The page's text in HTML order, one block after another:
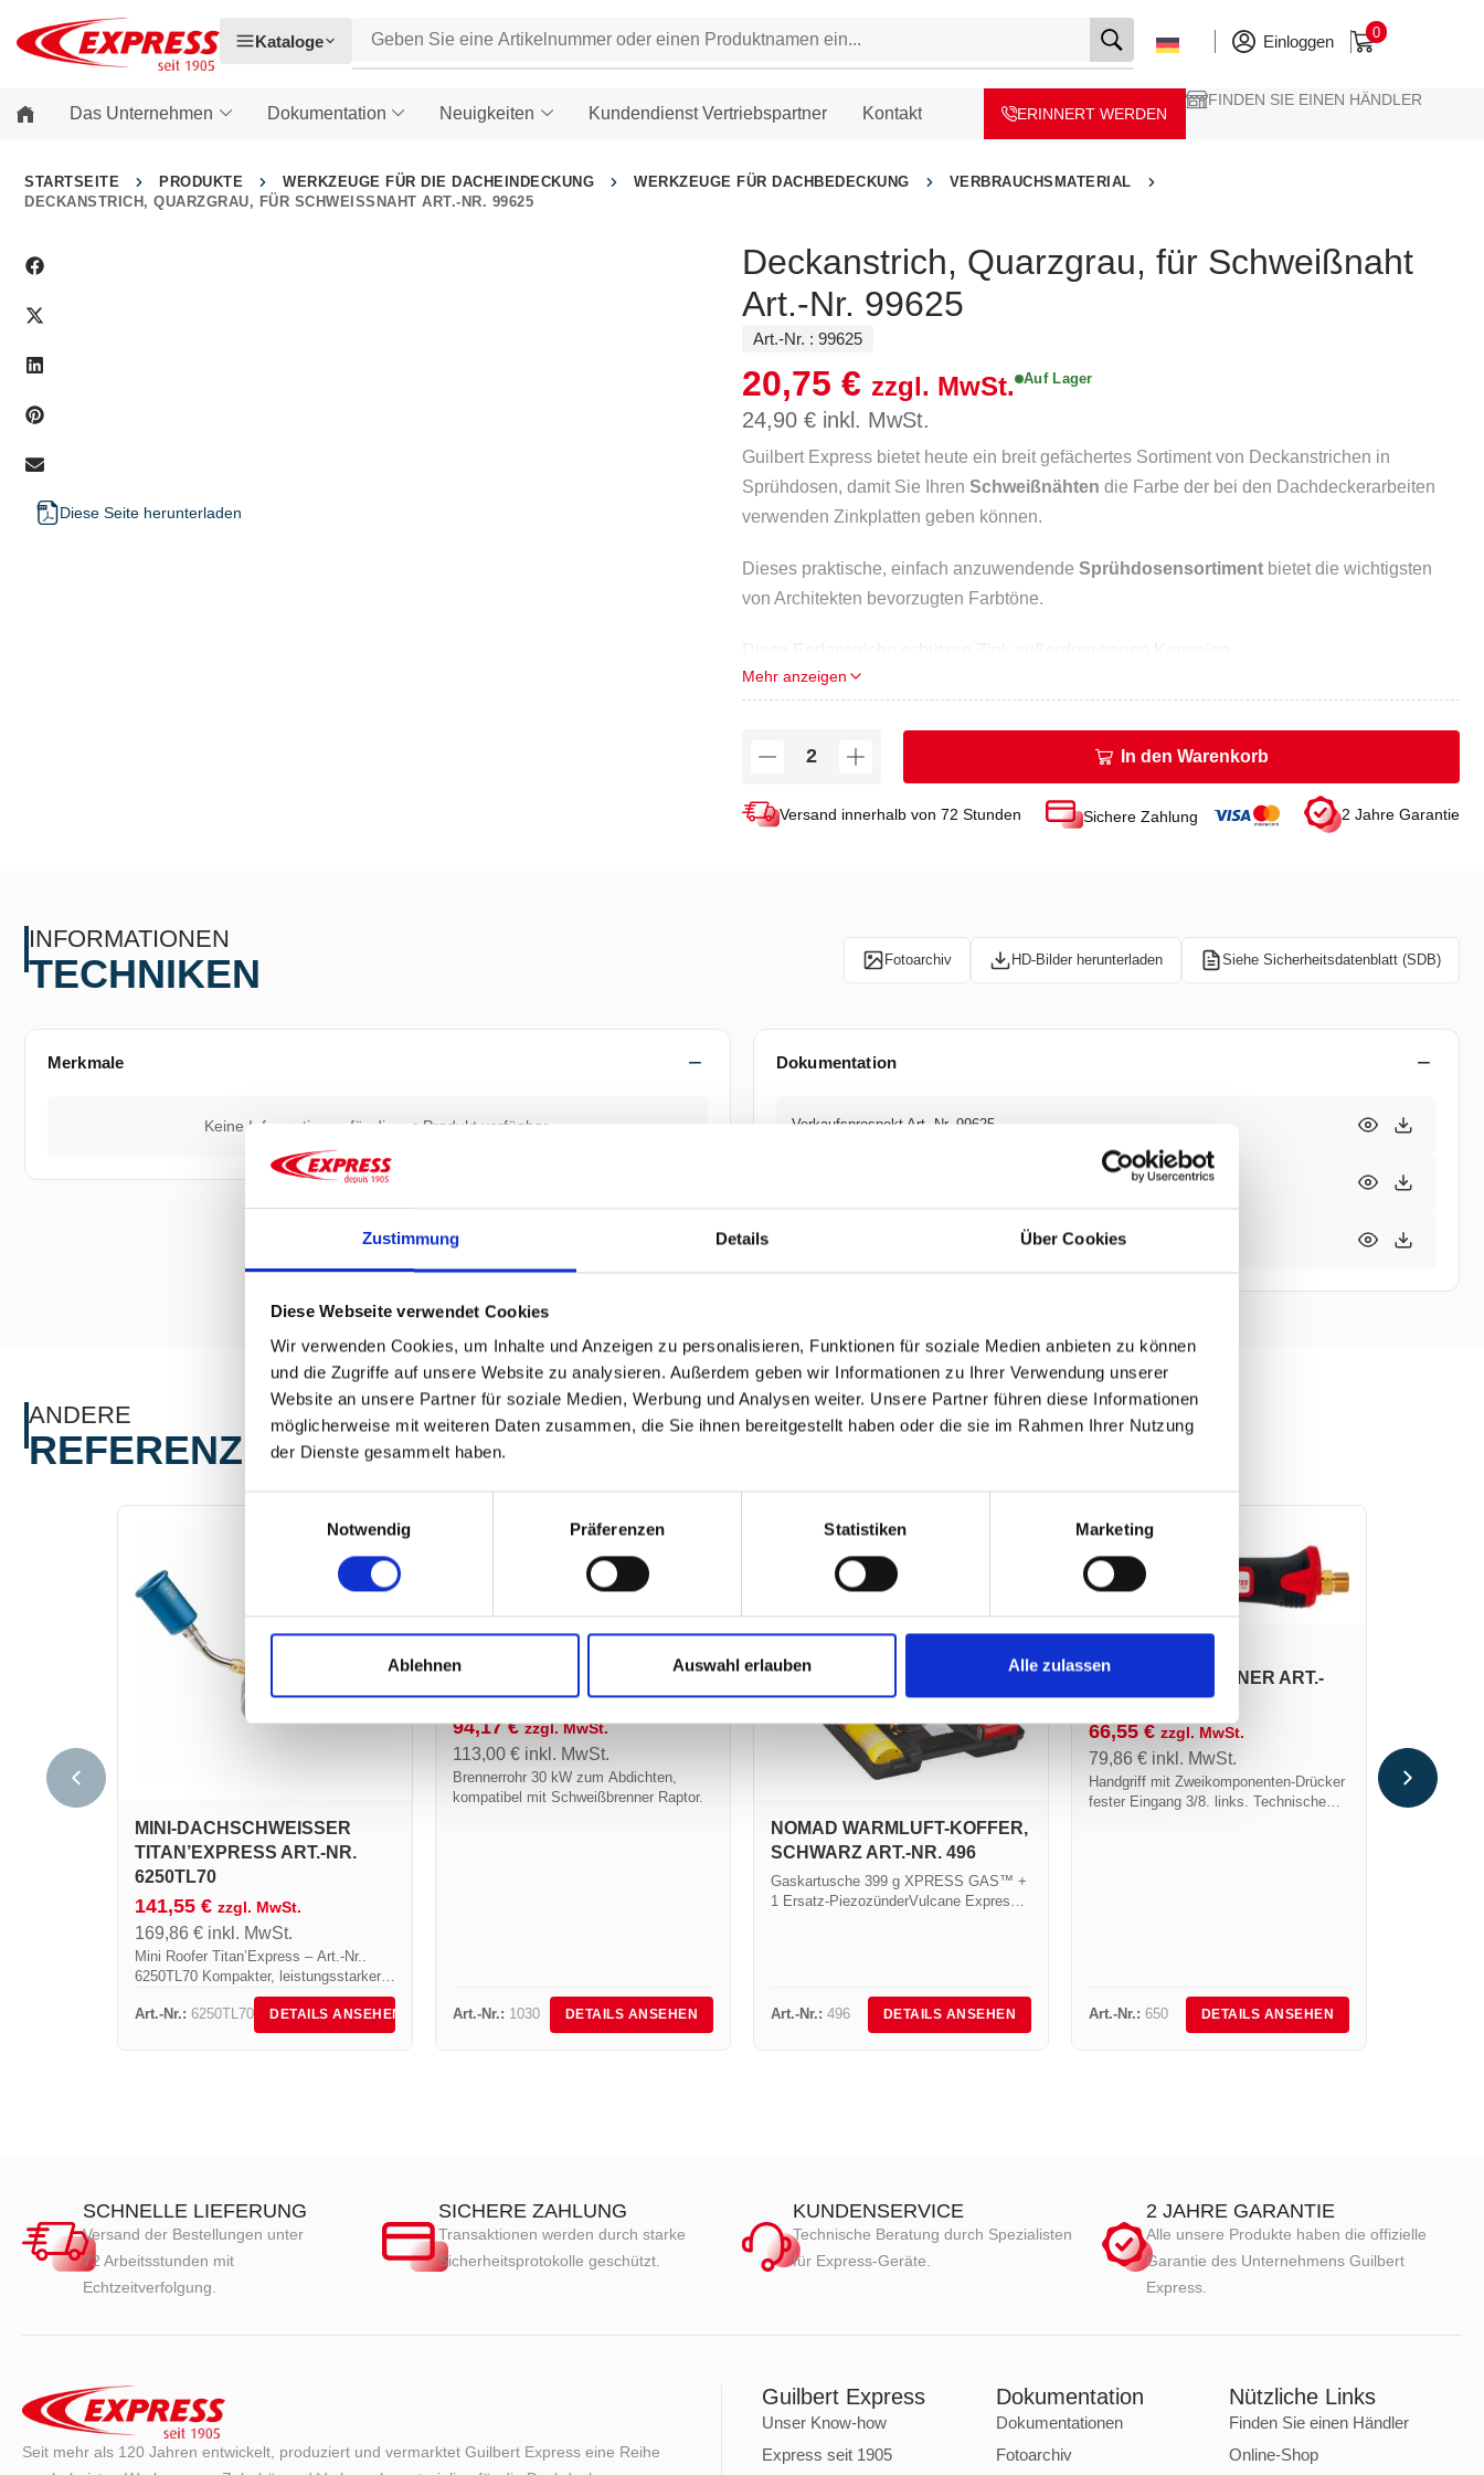
Zustimmung Details Über Cookies
Diese Webseite verwendet Cookies
Wir verwenden Cookies, um Inhalte und Anzeigen zu personalisieren, Funktionen für soziale Medien anbieten zu können
und die Zugriffe auf unsere Website zu analysieren. Außerdem geben wir Informationen zu Ihrer Verwendung unserer
Website an unsere Partner für soziale Medien, Werbung und Analysen weiter. Unsere Partner führen diese Informationen
möglicherweise mit weiteren Daten zusammen, die Sie ihnen bereitgestellt haben oder die sie im Rahmen Ihrer Nutzung
der Dienste gesammelt haben.
Notwendig
Präferenzen Statistiken Marketing
Ablehnen Auswahl erlauben Alle zulassen
Kataloge Einloggen 0
Das Unternehmen Dokumentation Neuigkeiten Kundendienst Vertriebspartner Kontakt ERINNERT WERDEN
FINDEN SIE EINEN HÄNDLER
STARTSEITE PRODUKTE WERKZEUGE FÜR DIE DACHEINDECKUNG WERKZEUGE FÜR DACHBEDECKUNG
VERBRAUCHSMATERIAL
DECKANSTRICH, QUARZGRAU, FÜR SCHWEISSNAHT ART.-NR. 99625
Diese Seite herunterladen
Deckanstrich, Quarzgrau, für Schweißnaht
Art.-Nr. 99625
Art.-Nr. : 99625
20,75 € zzgl. MwSt.
24,90 € inkl. MwSt.
Auf Lager
Guilbert Express bietet heute ein breit gefächertes Sortiment von Deckanstrichen in
Sprühdosen, damit Sie Ihren Schweißnähten die Farbe der bei den Dachdeckerarbeiten
verwenden Zinkplatten geben können.
Dieses praktische, einfach anzuwendende Sprühdosensortiment bietet die wichtigsten
von Architekten bevorzugten Farbtöne.
Sie könnendiese Spritzfarbe bzw. unser ganzes Sortiment zum Bestpreis direkt auf
unserer Website bestellen.
Die Lieferung bei Ihnen erfolgt binnen 48 Stunden.
TECHNISCHE DATEN
Farbe: quarzgrau
Mehr anzeigen
In den Warenkorb
Versand innerhalb von 72 Stunden Sichere Zahlung 2 Jahre Garantie
INFORMATIONEN
TECHNIKEN Fotoarchiv HD-Bilder herunterladen Siehe Sicherheitsdatenblatt (SDB)
Merkmale
Keine Informationen für dieses Produkt verfügbar.
Dokumentation
Verkaufsprospekt Art.-Nr. 99625
Technisches Datenblatt Art.-Nr. 99625
ANDERE
REFERENZEN
MINI-DACHSCHWEISSER T
ITAN’EXPRESS ART.-NR. 6
250TL70
141,55 € zzgl. MwSt.
169,86 € inkl. MwSt.
Mini Roofer Titan’Express – Art.-Nr..
6250TL70 Kompakter, leistungsstarker
Dachbrenner für Abdichtungs- und
Dacharbeiten Der Mini Roofer
Titan’Express wurde speziell für die
Art.-Nr.: 6250TL70 DETAILS ANSEHEN
SCHWEISSBRENNER R
APTOR 30 KW ART.-NR. 1030
94,17€ zzgl. MwSt.
113,00 € inkl. MwSt.
Brennerrohr 30 kW zum Abdichten,
kompatibel mit Schweißbrenner Raptor.
Art.-Nr.: 1030 DETAILS ANSEHEN
NOMAD WARMLUFT-KOFFER,
SCHWARZ ART.-NR. 496
Gaskartusche 399 g XPRESS GAS™ +
1 Ersatz-PiezozünderVulcane Express
Art.-Nr.: 496 DETAILS ANSEHEN
SCHWEISSBRENNER ART.-N
R. 650
66,55€ zzgl. MwSt.
79,86 € inkl. MwSt.
Handgriff mit Zweikomponenten-Drücker
fester Eingang 3/8. links. Technische
Art.-Nr.: 650 DETAILS ANSEHEN
482,05
578,46
Nachdem
SCHNELLE LIEFERUNG
Versand der Bestellungen unter
72 Arbeitsstunden mit
Echtzeitverfolgung.
SICHERE ZAHLUNG
Transaktionen werden durch starke
Sicherheitsprotokolle geschützt.
KUNDENSERVICE
Technische Beratung durch Spezialisten
für Express-Geräte.
2 JAHRE GARANTIE
Alle unsere Produkte haben die offizielle
Garantie des Unternehmens Guilbert
Express.
Seit mehr als 120 Jahren entwickelt, produziert und vermarktet Guilbert Express eine Reihe
Guilbert Express
Unser Know-how
Express seit 1905
Dokumentation
Dokumentationen
Fotoarchiv
Nützliche Links
Finden Sie einen Händler
Online-Shop